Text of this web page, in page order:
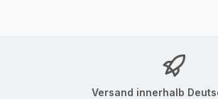
Versand innerhalb